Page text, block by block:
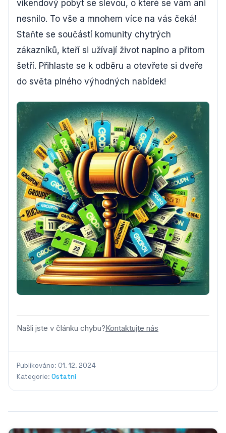
víkendový pobyt se slevou, o které se vám ani
nesnilo. To vše a mnohem více na vás čeká!
Staňte se součástí komunity chytrých
zákazníků, kteří si užívají život naplno a přitom
šetří. Přihlaste se k odběru a otevřete si dveře
do světa plného výhodných nabídek!
Našli jste v článku chybu?Kontaktujte nás
Publikováno: 01. 12. 2024
Kategorie: Ostatní